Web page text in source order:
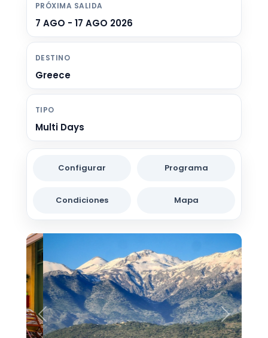
PRÓXIMA SALIDA
7 AGO - 17 AGO 2026
DESTINO
Greece
TIPO
Multi Days
Configurar Programa
Condiciones Mapa